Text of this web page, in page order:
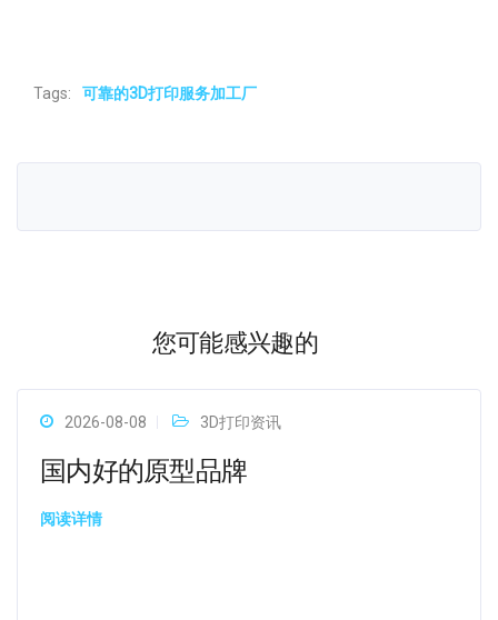
Tags: 可靠的3D打印服务加工厂
您可能感兴趣的
2026-08-08 3D打印资讯
国内好的原型品牌
阅读详情